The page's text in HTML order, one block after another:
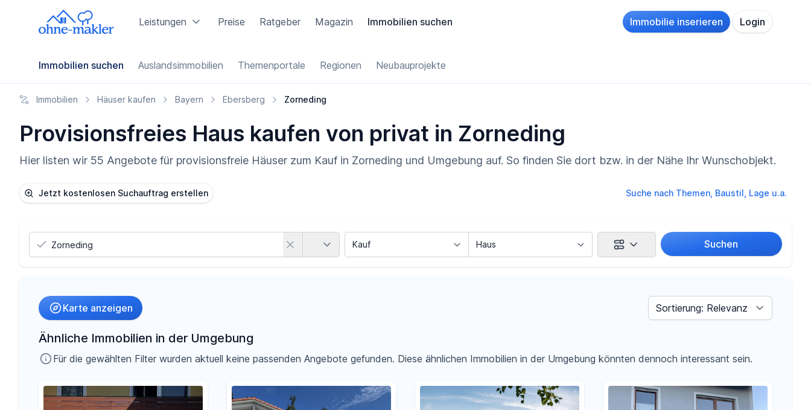
Leistungen Preise Ratgeber Magazin Immobilien suchen Immobilie inserieren Login
Immobilien suchen Auslandsimmobilien Themenportale Regionen Neubauprojekte
Immobilien Häuser kaufen Bayern Ebersberg Zorneding
Provisionsfreies Haus kaufen von privat in Zorneding
Hier listen wir 55 Angebote für provisionsfreie Häuser zum Kauf in Zorneding und Umgebung auf. So finden Sie dort bzw. in der Nähe Ihr Wunschobjekt.
Jetzt kostenlosen Suchauftrag erstellen Suche nach Themen, Baustil, Lage u.a.
Suchen
Filter für Preis zurücksetzen
Karte anzeigen
Sortieren nach
Ähnliche Immobilien in der Umgebung
Für die gewählten Filter wurden aktuell keine passenden Angebote gefunden. Diese ähnlichen Immobilien in der Umgebung könnten dennoch interessant sein.